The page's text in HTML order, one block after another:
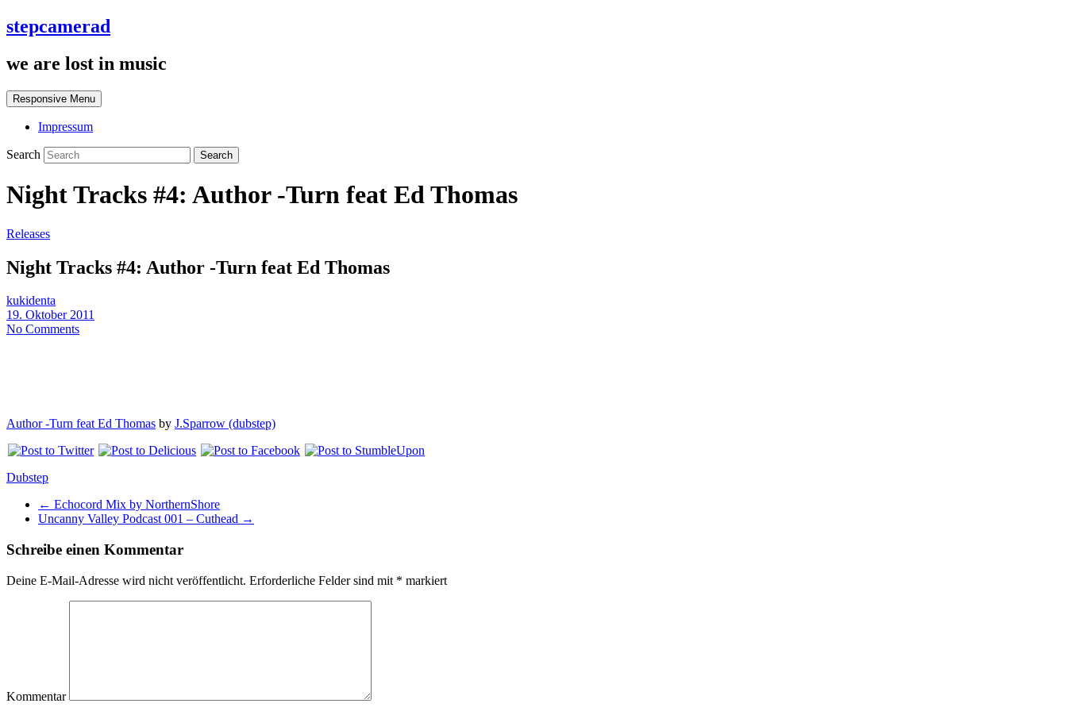
stepcamerad
we are lost in music
Responsive Menu
Impressum
Search
Night Tracks #4: Author -Turn feat Ed Thomas
Releases
Night Tracks #4: Author -Turn feat Ed Thomas
kukidenta
19. Oktober 2011
No Comments
Author -Turn feat Ed Thomas by J.Sparrow (dubstep)
Dubstep
← Echocord Mix by NorthernShore
Uncanny Valley Podcast 001 – Cuthead →
Schreibe einen Kommentar
Deine E-Mail-Adresse wird nicht veröffentlicht. Erforderliche Felder sind mit * markiert
Kommentar